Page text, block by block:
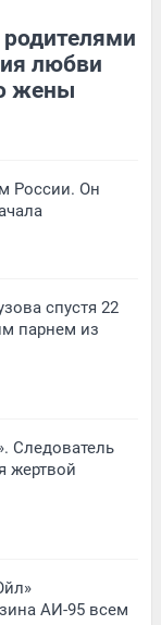
любви
жены
России. Он
спустя 22
парнем из
Следователь
жертвой
АИ-95 всем